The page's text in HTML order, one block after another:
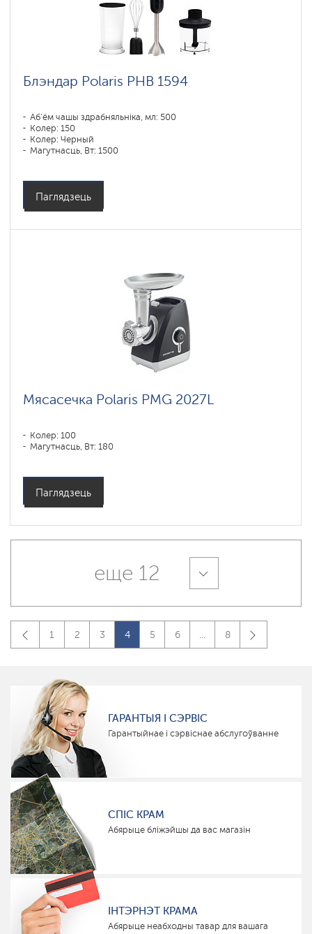
Блэндар Polaris PHB 1594
Аб'ём чашы здрабняльніка, мл: 500
Колер: 150
Колер: Черный
Магутнасць, Вт: 1500
Паглядзець
Мясасечка Polaris PMG 2027L
Колер: 100
Магутнасць, Вт: 180
Паглядзець
еще 12
1 2 3 4 5 6 ... 8
ГАРАНТЫЯ І СЭРВІС
Гарантыйнае і сэрвіснае абслугоўванне
СПІС КРАМ
Абярыце бліжэйшы да вас магазін
ІНТЭРНЭТ КРАМА
Абярыце неабходны тавар для вашага